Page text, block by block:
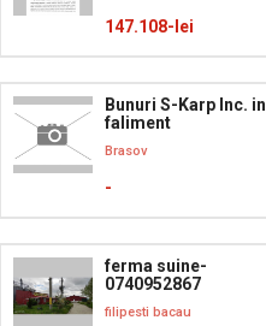
147.108-lei
Bunuri S-Karp Inc. in
faliment
Brasov
-
ferma suine-
0740952867
filipesti bacau